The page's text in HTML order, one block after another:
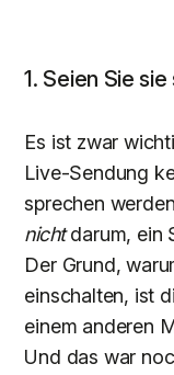
1. Seien Sie
Es ist zwar
Live-Sendung
sprechen
nichtdarum, ein
Der Grund,
einschalten, ist
einem anderen
Und das war